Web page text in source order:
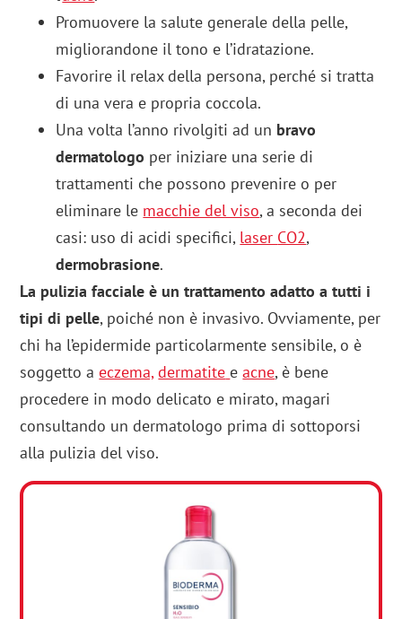
Promuovere la salute generale della pelle,
migliorandone il tono e l’idratazione.
Favorire il relax della persona, perché si tratta
di una vera e propria coccola.
Una volta l’anno rivolgiti ad un bravo
dermatologo per iniziare una serie di
trattamenti che possono prevenire o per
eliminare le macchie del viso, a seconda dei
casi: uso di acidi specifici, laser CO2,
dermobrasione.
La pulizia facciale è un trattamento adatto a tutti i
tipi di pelle, poiché non è invasivo. Ovviamente, per
chi ha l’epidermide particolarmente sensibile, o è
soggetto aeczema, dermatite eacne, è bene
procedere in modo delicato e mirato, magari
consultando un dermatologo prima di sottoporsi
alla pulizia del viso.